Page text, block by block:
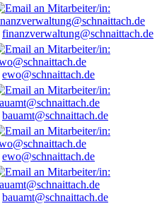
finanzverwaltung@schnaittach.de
ewo@schnaittach.de
bauamt@schnaittach.de
ewo@schnaittach.de
bauamt@schnaittach.de